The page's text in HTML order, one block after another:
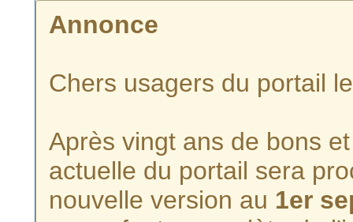
Annonce
Chers usagers du portail
Après vingt ans de bons
actuelle du portail sera
nouvelle version au 1er